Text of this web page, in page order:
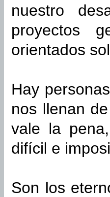
nuestro
proyectos
orientados
Hay
nos llenan
vale la
difícil e
Son los